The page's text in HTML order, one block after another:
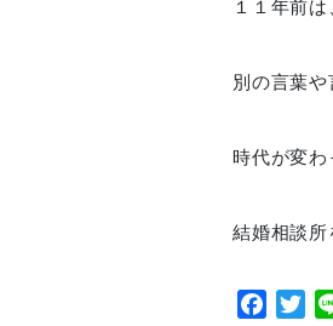
１１年前
別の言葉や
時代が変わ
結婚相談所